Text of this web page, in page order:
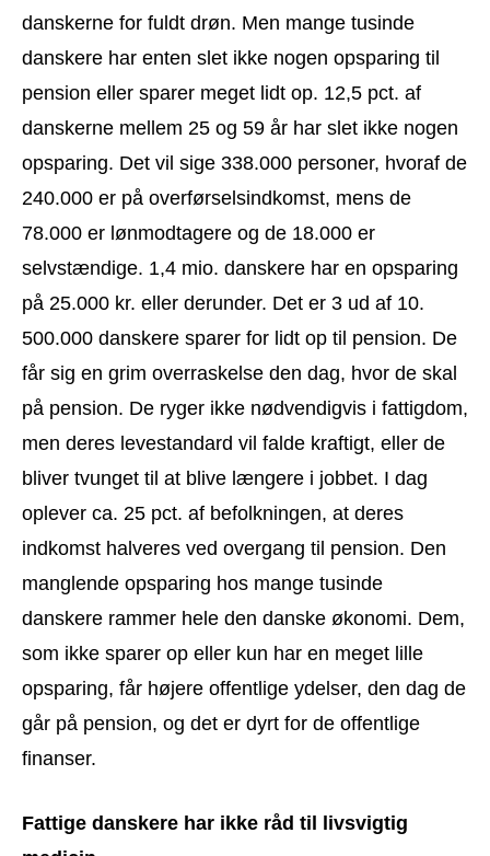
danskerne for fuldt drøn. Men mange tusinde
danskere har enten slet ikke nogen opsparing til
pension eller sparer meget lidt op. 12,5 pct. af
danskerne mellem 25 og 59 år har slet ikke nogen
opsparing. Det vil sige 338.000 personer, hvoraf de
240.000 er på overførselsindkomst, mens de
78.000 er lønmodtagere og de 18.000 er
selvstændige. 1,4 mio. danskere har en opsparing
på 25.000 kr. eller derunder. Det er 3 ud af 10.
500.000 danskere sparer for lidt op til pension. De
får sig en grim overraskelse den dag, hvor de skal
på pension. De ryger ikke nødvendigvis i fattigdom,
men deres levestandard vil falde kraftigt, eller de
bliver tvunget til at blive længere i jobbet. I dag
oplever ca. 25 pct. af befolkningen, at deres
indkomst halveres ved overgang til pension. Den
manglende opsparing hos mange tusinde
danskere rammer hele den danske økonomi. Dem,
som ikke sparer op eller kun har en meget lille
opsparing, får højere offentlige ydelser, den dag de
går på pension, og det er dyrt for de offentlige
finanser.
Fattige danskere har ikke råd til livsvigtig